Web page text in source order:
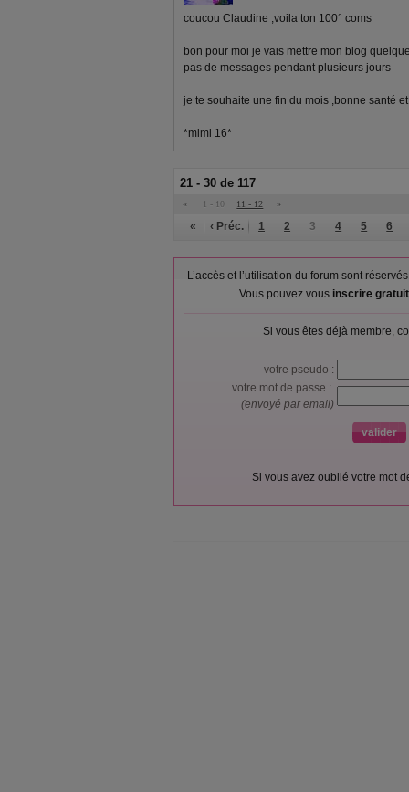
coucou Claudine ,voila ton 100° coms
bon pour moi je vais mettre mon blog
pas de messages pendant plusieurs jours
je te souhaite une fin du mois ,bonne santé
*mimi 16*
21 - 30 de 117
« 1 - 10 11 - 12 »
« ‹ Préc. 1 2 3 4 5 6
L’accès et l’utilisation du forum sont
Vous pouvez vous inscrire
Si vous êtes déjà membre,
votre pseudo :
votre mot de passe :
(envoyé par email)
Si vous avez oublié votre mot